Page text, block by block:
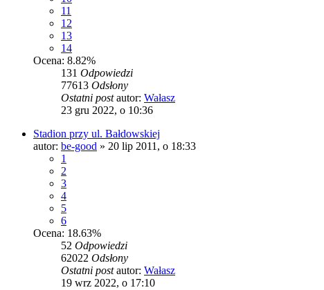
11
12
13
14
Ocena: 8.82%
131 Odpowiedzi
77613 Odsłony
Ostatni postautor: Wałasz
23 gru 2022, o 10:36
Stadion przy ul. Bałdowskiej
autor: be-good » 20 lip 2011, o 18:33
1
2
3
4
5
6
Ocena: 18.63%
52 Odpowiedzi
62022 Odsłony
Ostatni postautor: Wałasz
19 wrz 2022, o 17:10